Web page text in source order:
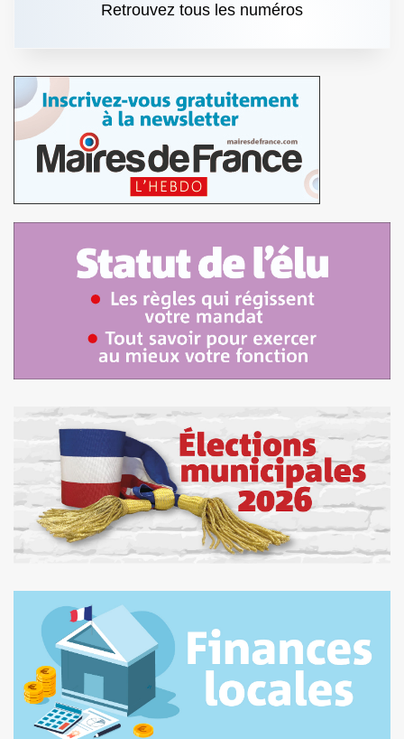
Retrouvez tous les numéros